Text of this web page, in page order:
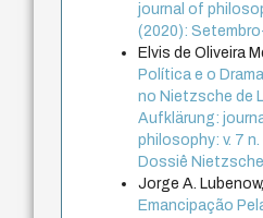
journal of
(2020):
Elvis de Oliveira
Política e o
no Nietzsche de
Aufklärung:
philosophy: v. 7
Dossiê
Jorge A. Lubenow,
Emancipação